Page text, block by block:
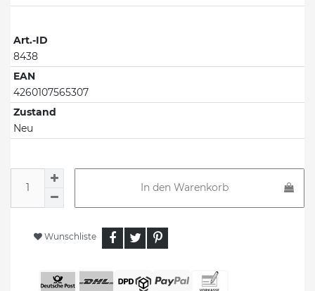
Art.-ID
8438
EAN
4260107565307
Zustand
Neu
In den Warenkorb
Wunschliste